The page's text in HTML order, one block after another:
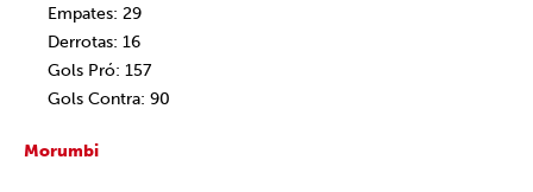
Empates: 29
Derrotas: 16
Gols Pró: 157
Gols Contra: 90
Morumbi